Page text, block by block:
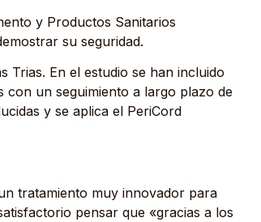
y Productos Sanitarios
su seguridad.
Trias. En el estudio se han incluido
con un seguimiento a largo plazo de
y se aplica el PeriCord
tratamiento muy innovador para
pensar que «gracias a los